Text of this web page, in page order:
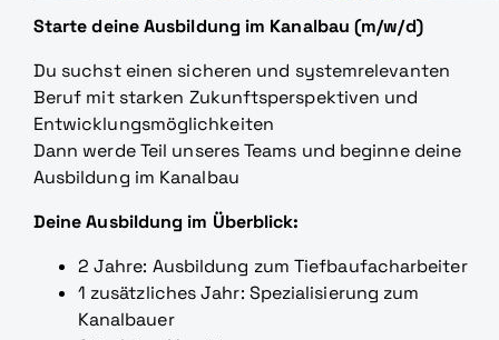
Starte deine Ausbildung im Kanalbau (m/w/d)
Du suchst einen sicheren und systemrelevanten
Beruf mit starken Zukunftsperspektiven und
Entwicklungsmöglichkeiten
Dann werde Teil unseres Teams und beginne deine
Ausbildung im Kanalbau
Deine Ausbildung im Überblick:
2 Jahre: Ausbildung zum Tiefbaufacharbeiter
1 zusätzliches Jahr: Spezialisierung zum
Kanalbauer